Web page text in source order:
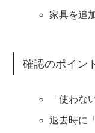
家具を追
確認のポイン
「使わな
退去時に